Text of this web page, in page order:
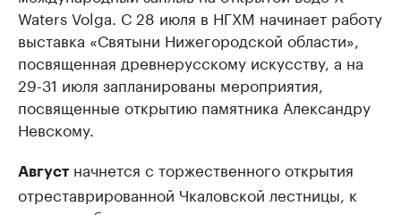
Waters Volga. С 28 июля в НГХМ начинает работу
выставка «Святыни Нижегородской области»,
посвященная древнерусскому искусству, а на
29-31 июля запланированы мероприятия,
посвященные открытию памятника Александру
Невскому.
Август начнется с торжественного открытия
отреставрированной Чкаловской лестницы, к